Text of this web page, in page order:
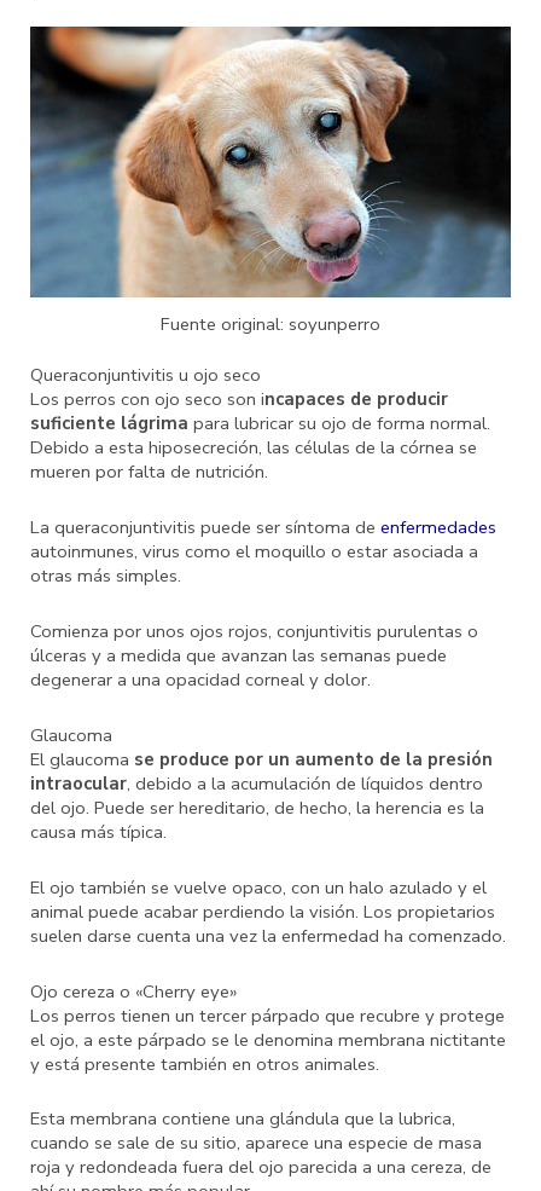
Fuente original: soyunperro
Queraconjuntivitis u ojo seco
Los perros con ojo seco son incapaces de producir
suficiente lágrima para lubricar su ojo de forma normal.
Debido a esta hiposecreción, las células de la córnea se
mueren por falta de nutrición.
La queraconjuntivitis puede ser síntoma de enfermedades
autoinmunes, virus como el moquillo o estar asociada a
otras más simples.
Comienza por unos ojos rojos, conjuntivitis purulentas o
úlceras y a medida que avanzan las semanas puede
degenerar a una opacidad corneal y dolor.
Glaucoma
El glaucoma se produce por un aumento de la presión
intraocular, debido a la acumulación de líquidos dentro
del ojo. Puede ser hereditario, de hecho, la herencia es la
causa más típica.
El ojo también se vuelve opaco, con un halo azulado y el
animal puede acabar perdiendo la visión. Los propietarios
suelen darse cuenta una vez la enfermedad ha comenzado.
Ojo cereza o «Cherry eye»
Los perros tienen un tercer párpado que recubre y protege
el ojo, a este párpado se le denomina membrana nictitante
y está presente también en otros animales.
Esta membrana contiene una glándula que la lubrica,
cuando se sale de su sitio, aparece una especie de masa
roja y redondeada fuera del ojo parecida a una cereza, de